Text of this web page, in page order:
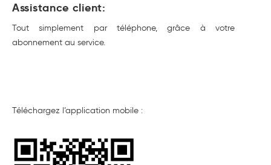
Assistance client:
Tout simplement par téléphone, grâce à votre
abonnement au service.
Téléchargez l’application mobile :